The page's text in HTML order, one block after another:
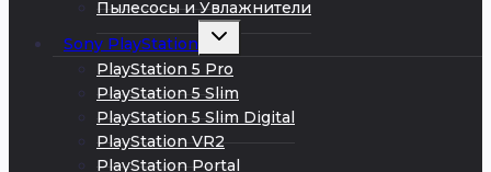
Пылесосы и Увлажнители
Sony PlayStation
Развернуть
меню
PlayStation 5 Pro
PlayStation 5 Slim
PlayStation 5 Slim Digital
PlayStation VR2
PlayStation Portal